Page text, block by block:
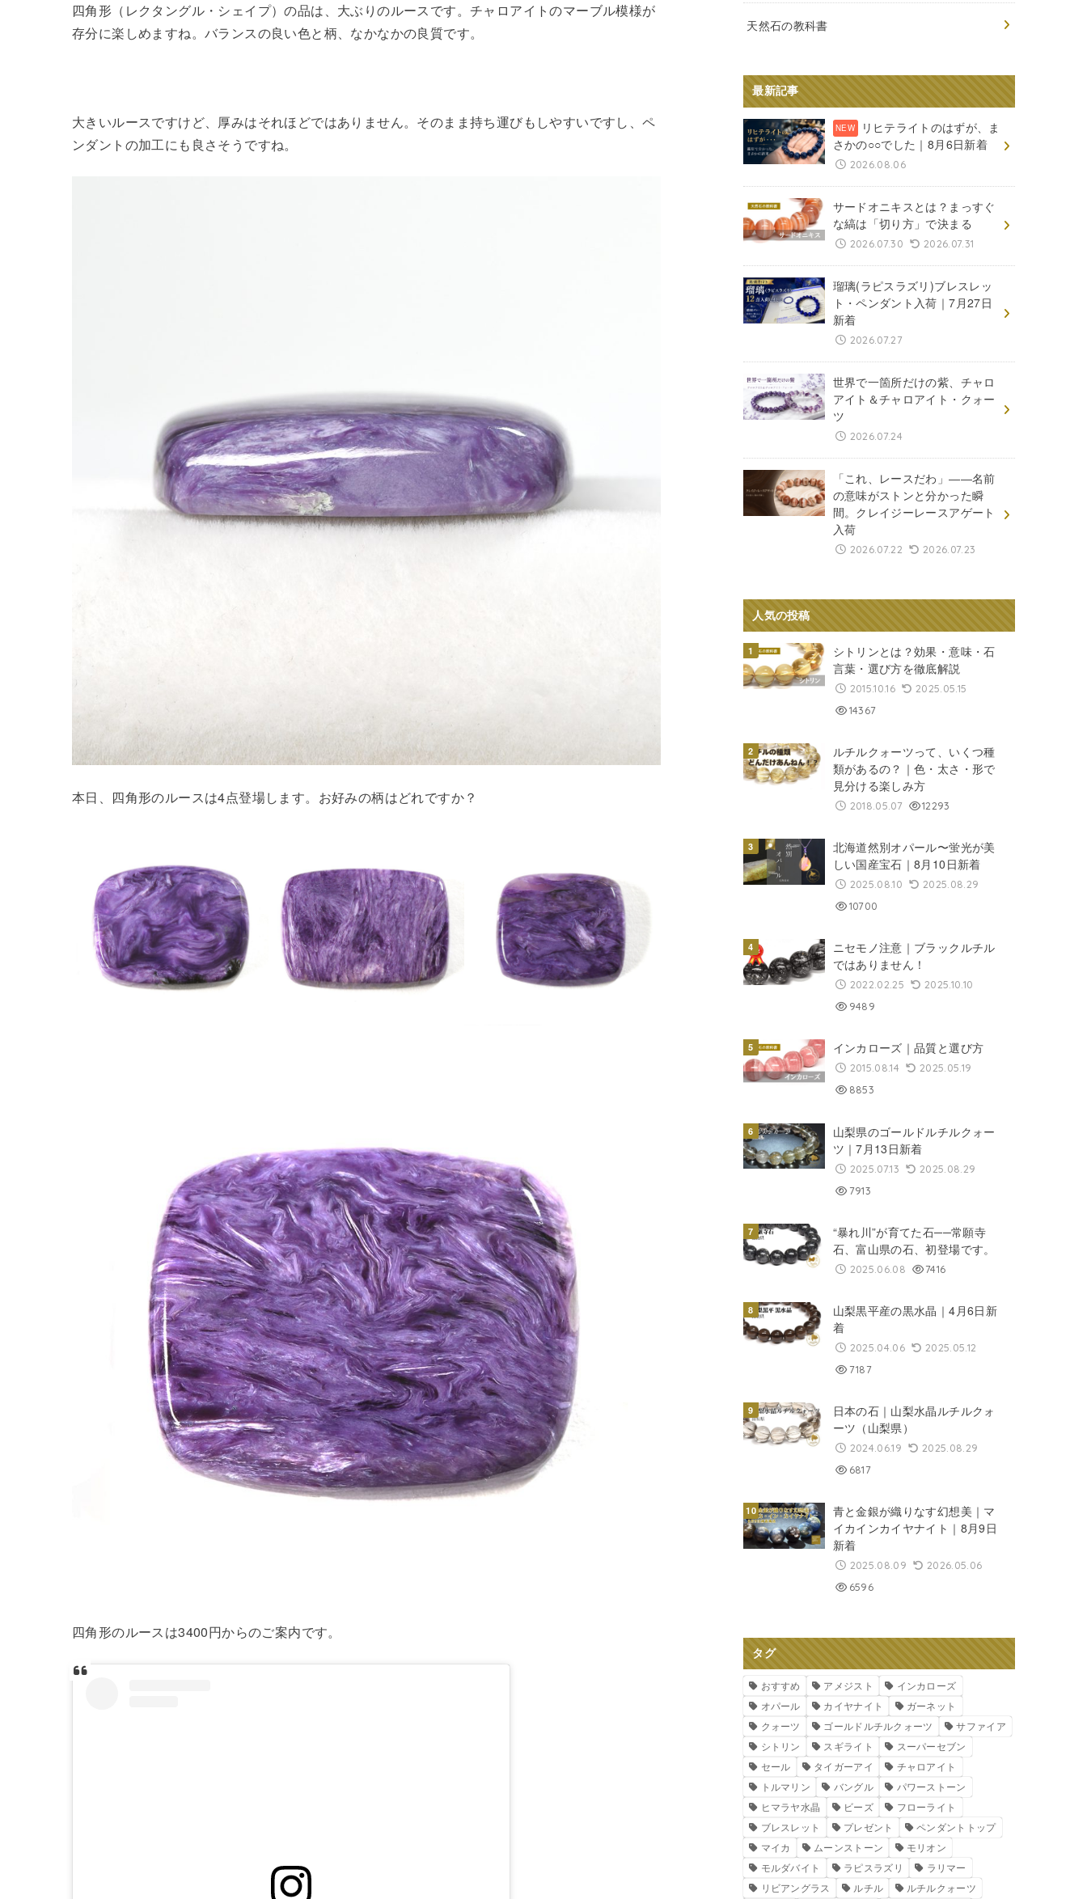
四角形（レクタングル・シェイプ）の品は、大ぶりのルースです。チャロアイトのマーブル模様が
存分に楽しめますね。バランスの良い色と柄、なかなかの良質です。
大きいルースですけど、厚みはそれほどではありません。そのまま持ち運びもしやすいですし、ペ
ンダントの加工にも良さそうですね。
本日、四角形のルースは4点登場します。お好みの柄はどれですか？
四角形のルースは3400円からのご案内です。
天然石の教科書
最新記事
リヒテライトのはずが、ま
さかの○○でした｜8月6日新着
2026.08.06
サードオニキスとは？まっすぐ
な縞は「切り方」で決まる
2026.07.30 2026.07.31
瑠璃(ラピスラズリ)ブレスレッ
ト・ペンダント入荷｜7月27日
新着
2026.07.27
世界で一箇所だけの紫、チャロ
アイト＆チャロアイト・クォー
ツ
2026.07.24
「これ、レースだわ」――名前
の意味がストンと分かった瞬
間。クレイジーレースアゲート
入荷
2026.07.22 2026.07.23
人気の投稿
シトリンとは？効果・意味・石
言葉・選び方を徹底解説
2015.10.16
2025.05.15
14367
ルチルクォーツって、いくつ種
類があるの？｜色・太さ・形で
見分ける楽しみ方
2018.05.07 12293
北海道然別オパール〜蛍光が美
しい国産宝石｜8月10日新着
2025.08.10
2025.08.29
10700
ニセモノ注意｜ブラックルチル
ではありません！
2022.02.25
2025.10.10
9489
インカローズ｜品質と選び方
2015.08.14
2025.05.19
8853
山梨県のゴールドルチルクォー
ツ｜7月13日新着
2025.07.13
2025.08.29
7913
“暴れ川”が育てた石──常願寺
石、富山県の石、初登場です。
2025.06.08 7416
山梨黒平産の黒水晶｜4月6日新
着
2025.04.06
2025.05.12
7187
日本の石｜山梨水晶ルチルクォ
ーツ（山梨県）
2024.06.19
2025.08.29
6817
青と金銀が織りなす幻想美｜マ
イカインカイヤナイト｜8月9日
新着
2025.08.09
2026.05.06
6596
タグ
おすすめ アメジスト
インカローズ
オパール
カイヤナイト
ガーネット
クォーツ
ゴールドルチルクォーツ
サファイア
シトリン
スギライト
スーパーセブン
セール
タイガーアイ
チャロアイト
トルマリン
バングル
パワーストーン
ヒマラヤ水晶
ビーズ
フローライト
ブレスレット
プレゼント
ペンダントトップ
マイカ
ムーンストーン
モリオン
モルダバイト
ラピスラズリ
ラリマー
リビアングラス
ルチル ルチルクォーツ